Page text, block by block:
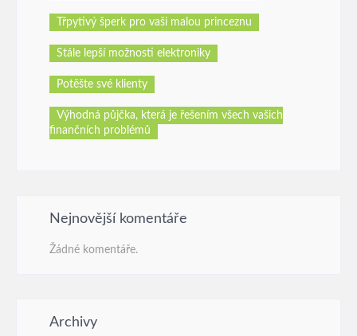
Třpytivý šperk pro vaši malou princeznu
Stále lepší možnosti elektroniky
Potěšte své klienty
Výhodná půjčka, která je řešením všech vašich
finančních problémů
Nejnovější komentáře
Žádné komentáře.
Archivy